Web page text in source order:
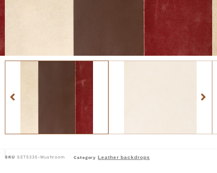
SKU SET5335-Mushroom Category Leather backdrops